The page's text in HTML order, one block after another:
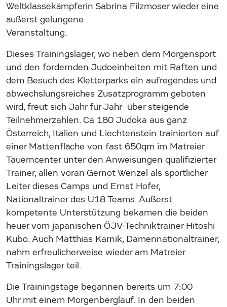
Weltklassekämpferin Sabrina Filzmoser wieder eine
äußerst gelungene
Veranstaltung.
Dieses Trainingslager, wo neben dem Morgensport
und den fordernden Judoeinheiten mit Raften und
dem Besuch des Kletterparks ein aufregendes und
abwechslungsreiches Zusatzprogramm geboten
wird, freut sich Jahr für Jahr über steigende
Teilnehmerzahlen. Ca 180 Judoka aus ganz
Österreich, Italien und Liechtenstein trainierten auf
einer Mattenfläche von fast 650qm im Matreier
Tauerncenter unter den Anweisungen qualifizierter
Trainer, allen voran Gernot Wenzel als sportlicher
Leiter dieses Camps und Ernst Hofer,
Nationaltrainer des U18 Teams. Äußerst
kompetente Unterstützung bekamen die beiden
heuer vom japanischen ÖJV-Techniktrainer Hitoshi
Kubo. Auch Matthias Karnik, Damennationaltrainer,
nahm erfreulicherweise wieder am Matreier
Trainingslager teil.
Die Trainingstage begannen bereits um 7:00
Uhr mit einem Morgenberglauf. In den beiden